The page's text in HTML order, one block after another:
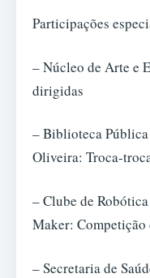
Participações
– Núcleo de Arte e
dirigidas
– Biblioteca
Oliveira: Troca-
– Clube de
Maker: Competição
– Secretaria de